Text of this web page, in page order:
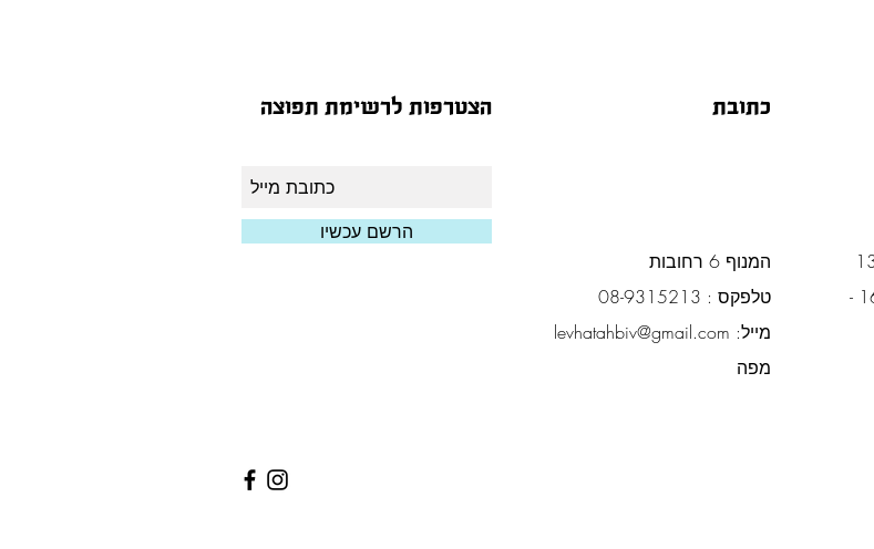
הצטרפות לרשימת תפוצה כתובת
הרשם עכשיו
המנוף 6 רחובות
טלפקס : 08-9315213
מייל: levhatahbiv@gmail.com
מפה
ימים א', ב', ד', ה': 16:00 -